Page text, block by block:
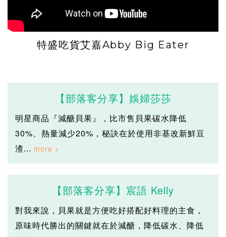
特盛吃貨艾嘉Abby Big Eater
【部落客分享】娛婦莎莎
明星商品『減醣貝果』，比市售貝果碳水降低
30%、熱量減少20%，秘訣在於使用非基改新鮮豆
渣...
【部落客分享】宸語 Kelly
對我來說，貝果就是方便吃好搭配好料理的主食，
原味時代勝出的關鍵就在於減醣，降低碳水、降低